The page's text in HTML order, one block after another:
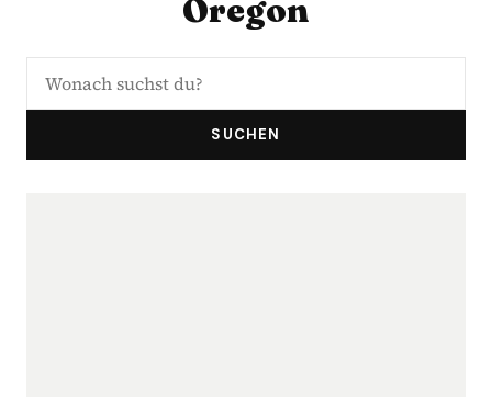
Oregon
SUCHEN